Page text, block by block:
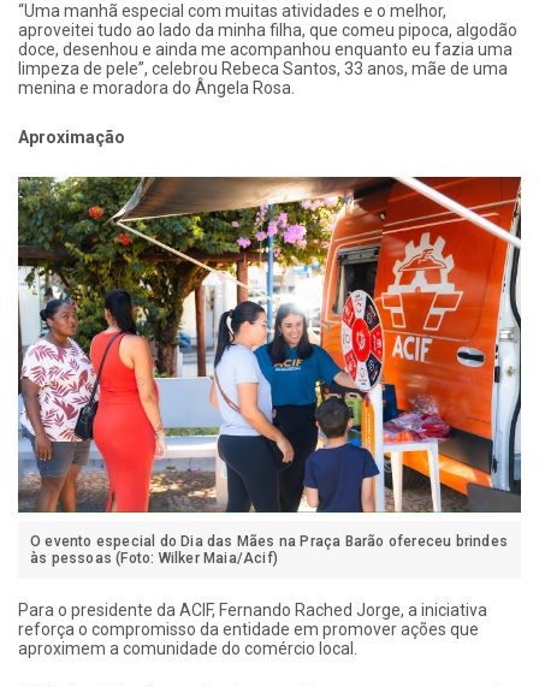
“Uma manhã especial com muitas atividades e o melhor,
aproveitei tudo ao lado da minha filha, que comeu pipoca, algodão
doce, desenhou e ainda me acompanhou enquanto eu fazia uma
limpeza de pele”, celebrou Rebeca Santos, 33 anos, mãe de uma
menina e moradora do Ângela Rosa.
Aproximação
O evento especial do Dia das Mães na Praça Barão ofereceu brindes
às pessoas (Foto: Wilker Maia/Acif)
Para o presidente da ACIF, Fernando Rached Jorge, a iniciativa
reforça o compromisso da entidade em promover ações que
aproximem a comunidade do comércio local.